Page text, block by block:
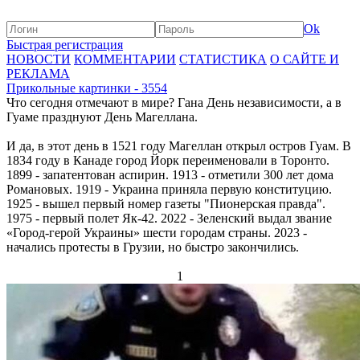
Ok
Быстрая регистрация
НОВОСТИ КОММЕНТАРИИ СТАТИСТИКА О САЙТЕ И
РЕКЛАМА
Прикольные картинки - 3554
Что сегодня отмечают в мире? Гана День независимости, а в
Гуаме празднуют День Магеллана.
И да, в этот день в 1521 году Магеллан открыл остров Гуам. В
1834 году в Канаде город Йорк переименовали в Торонто.
1899 - запатентован аспирин. 1913 - отметили 300 лет дома
Романовых. 1919 - Украина приняла первую конституцию.
1925 - вышел первый номер газеты "Пионерская правда".
1975 - первый полет Як-42. 2022 - Зеленский выдал звание
«Город-герой Украины» шести городам страны. 2023 -
начались протесты в Грузии, но быстро закончились.
1